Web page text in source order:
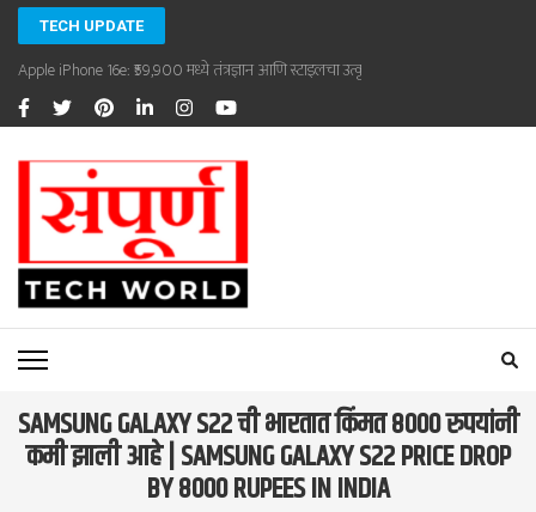
Skip
content
(Press
Enter)
TECH UPDATE
Apple iPhone 16e: ₹59,900 मध्ये तंत्रज्ञान आणि स्टाइलचा उत्कृष्ट संगम
SAMPOORNA TECHWORLD
Sampoorna Techworld
SAMSUNG GALAXY S22 ची भारतात किंमत 8000 रुपयांनी
कमी झाली आहे | SAMSUNG GALAXY S22 PRICE DROP
BY 8000 RUPEES IN INDIA